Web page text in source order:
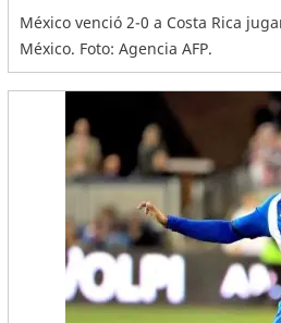
México venció 2-0 a Costa Rica
México. Foto: Agencia AFP.